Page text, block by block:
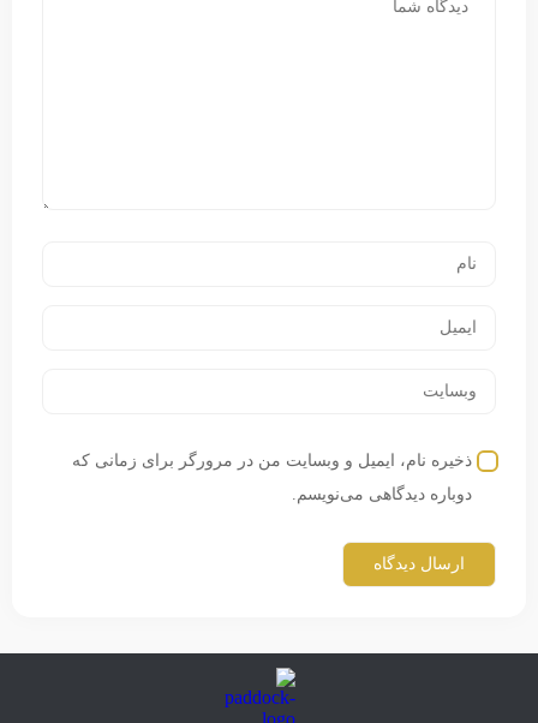
ذخیره نام، ایمیل و وبسایت من در مرورگر برای زمانی که
دوباره دیدگاهی می‌نویسم.